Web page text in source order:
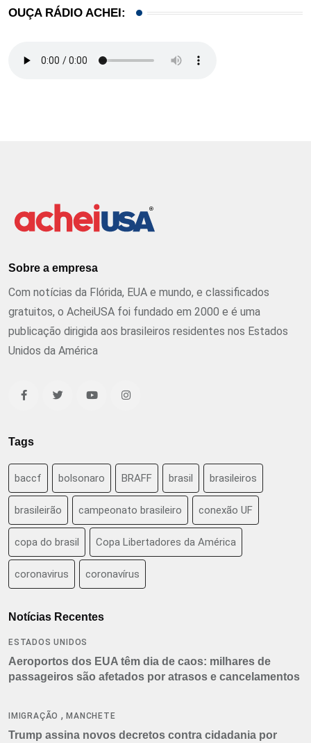
OUÇA RÁDIO ACHEI:
Sobre a empresa
Com notícias da Flórida, EUA e mundo, e classificados
gratuitos, o AcheiUSA foi fundado em 2000 e é uma
publicação dirigida aos brasileiros residentes nos Estados
Unidos da América
Tags
baccf bolsonaro BRAFF brasil brasileiros
brasileirão campeonato brasileiro conexão UF
copa do brasil Copa Libertadores da América
coronavirus coronavírus
Notícias Recentes
ESTADOS UNIDOS
Aeroportos dos EUA têm dia de caos: milhares de
passageiros são afetados por atrasos e cancelamentos
IMIGRAÇÃO ,MANCHETE
Trump assina novos decretos contra cidadania por